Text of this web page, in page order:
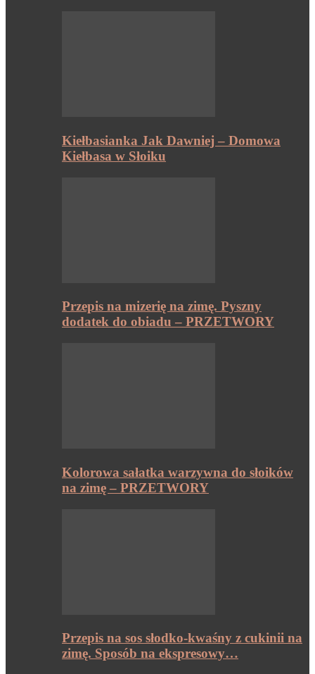
Kiełbasianka Jak Dawniej – Domowa
Kiełbasa w Słoiku
Przepis na mizerię na zimę. Pyszny
dodatek do obiadu – PRZETWORY
Kolorowa sałatka warzywna do słoików
na zimę – PRZETWORY
Przepis na sos słodko-kwaśny z cukinii na
zimę. Sposób na ekspresowy…